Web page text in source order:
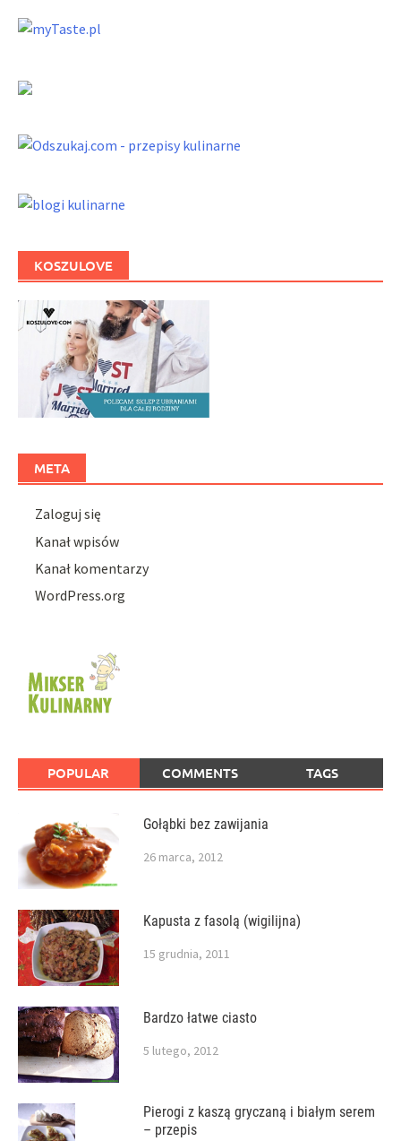
KOSZULOVE
META
Zaloguj się
Kanał wpisów
Kanał komentarzy
WordPress.org
POPULAR COMMENTS TAGS
Gołąbki bez zawijania
26 marca, 2012
Kapusta z fasolą (wigilijna)
15 grudnia, 2011
Bardzo łatwe ciasto
5 lutego, 2012
Pierogi z kaszą gryczaną i białym serem
– przepis